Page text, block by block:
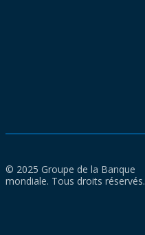
© 2025 Groupe de la Banque
mondiale. Tous droits réservés.